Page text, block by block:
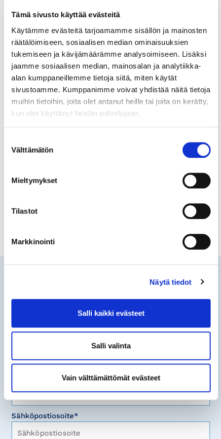
Tämä sivusto käyttää evästeitä
Käytämme evästeitä tarjoamamme sisällön ja mainosten
räätälöimiseen, sosiaalisen median ominaisuuksien
tukemiseen ja kävijämäärämme analysoimiseen. Lisäksi
jaamme sosiaalisen median, mainosalan ja analytiikka-
alan kumppaneillemme tietoja siitä, miten käytät
sivustoamme. Kumppanimme voivat yhdistää näitä tietoja
muihin tietoihin, joita olet antanut heille tai joita on kerätty,
kun olet käyttänyt heidän palvelujaan.
valinta
Välttämätön
Mieltymykset
Tilastot
Markkinointi
Näytä tiedot
Salli kaikki evästeet
Salli valinta
Vain välttämättömät evästeet
– me autamme
Autamme yritystäsi monin tavoin
kansainvälisyysasioissa​ Työsuhdeneuvonta​ ja
kansainväliseen työvoimaan liittyvä neuvonta Meiltä
saat nopeasti asiantuntevat...
OSAAMINEN JA TYÖELÄMÄ
Helsingin seudun kauppakamari ja HELBUS Helsinki
School of Business ovat myöntäneet stipendin
HELBUSISSA alkoivat 24.1.2024
Helsingin seudun kauppakamarin
Tilaa ilmoitus sähköpostiisi!
Etunimi Sukunimi*
Sähköpostiosoite*